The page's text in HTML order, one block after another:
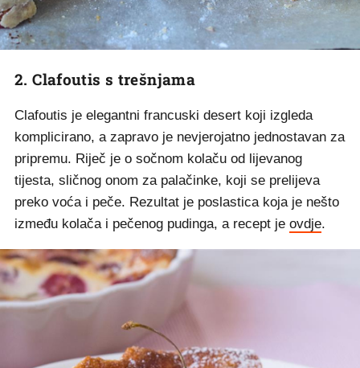
2. Clafoutis s trešnjama
Clafoutis je elegantni francuski desert koji izgleda
komplicirano, a zapravo je nevjerojatno jednostavan za
pripremu. Riječ je o sočnom kolaču od lijevanog
tijesta, sličnog onom za palačinke, koji se prelijeva
preko voća i peče. Rezultat je poslastica koja je nešto
između kolača i pečenog pudinga, a recept je ovdje.